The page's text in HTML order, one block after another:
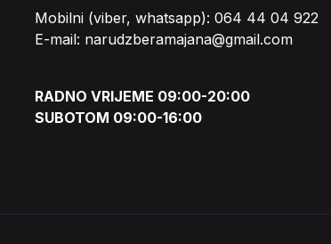
Mobilni (viber, whatsapp): 064 44 04 922
E-mail: narudzberamajana@gmail.com
RADNO VRIJEME 09:00-20:00
SUBOTOM 09:00-16:00